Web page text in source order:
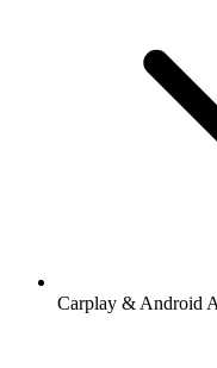
Carplay & Android